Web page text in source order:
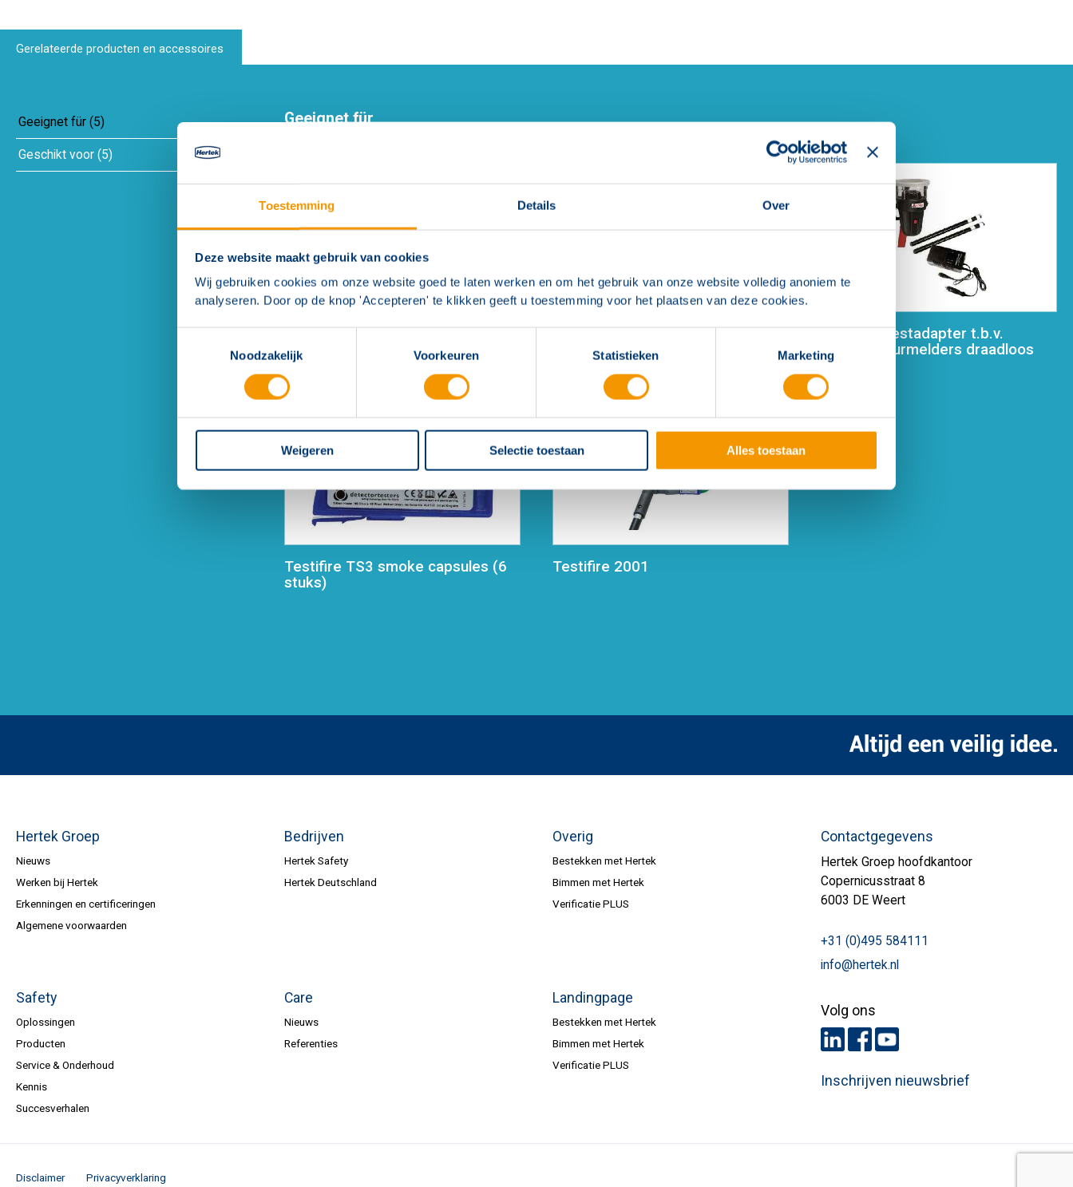
Toestemming Details Over
Deze website maakt gebruik van cookies
Wij gebruiken cookies om onze website goed te laten werken en om het gebruik van onze website volledig anoniem te
analyseren. Door op de knop 'Accepteren' te klikken geeft u toestemming voor het plaatsen van deze cookies.
Noodzakelijk
Voorkeuren Statistieken Marketing
Weigeren Selectie toestaan Alles toestaan
Gerelateerde producten en accessoires
Geeignet für (5)
Geschikt voor (5)
Geeignet für
Solo 200 universele klem
Solo 330 testadapter voor rook-
en CO-melders
Solo 461 testadapter t.b.v.
temperatuurmelders draadloos
Testifire TS3 smoke capsules (6
stuks)
Testifire 2001
Hertek Groep
Nieuws
Werken bij Hertek
Erkenningen en certificeringen
Algemene voorwaarden
Bedrijven
Hertek Safety
Hertek Deutschland
Overig
Bestekken met Hertek
Bimmen met Hertek
Verificatie PLUS
Safety
Oplossingen
Producten
Service & Onderhoud
Kennis
Succesverhalen
Care
Nieuws
Referenties
Landingpage
Bestekken met Hertek
Bimmen met Hertek
Verificatie PLUS
Contactgegevens
Hertek Groep hoofdkantoor
Copernicusstraat 8
6003 DE Weert
+31 (0)495 584111
info@hertek.nl
Volg ons
Inschrijven nieuwsbrief
Disclaimer Privacyverklaring